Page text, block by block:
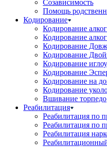
Созависимость
Помощь
Кодирование
Кодирование
Кодирование
Кодирование
Кодирование
Кодирование
Кодирование
Кодирование на
Кодирование
Вшивание торпедо
Реабилитация
Реабилитация по
Реабилитация по
Реабилитация